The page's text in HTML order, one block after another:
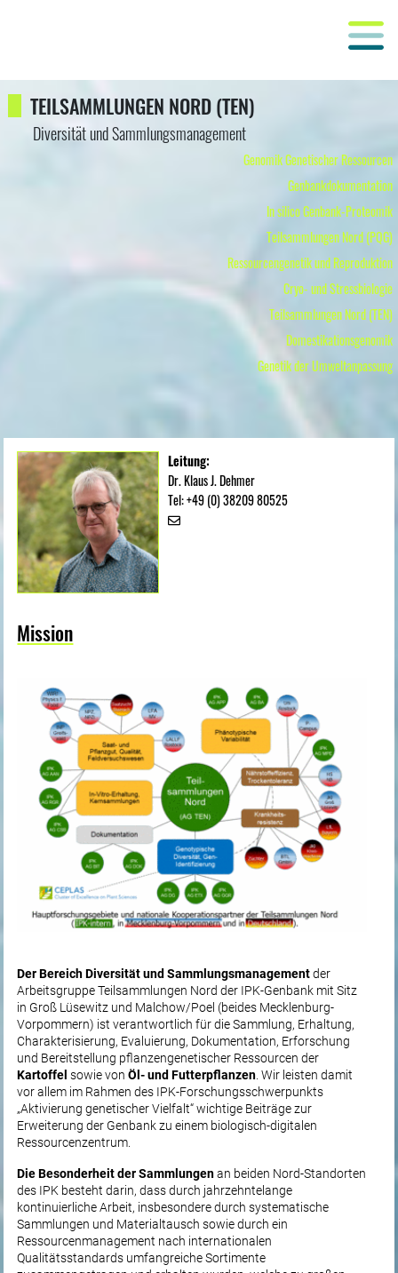
TEILSAMMLUNGEN NORD (TEN)
Diversität und Sammlungsmanagement
Genomik Genetischer Ressourcen
Genbankdokumentation
In silico Genbank-Proteomik
Teilsammlungen Nord (PQG)
Ressourcengenetik und Reproduktion
Cryo- und Stressbiologie
Teilsammlungen Nord (TEN)
Domestikationsgenomik
Genetik der Umweltanpassung
Mission
Der Bereich Diversität und Sammlungsmanagementder
Arbeitsgruppe Teilsammlungen Nord der IPK-Genbank mit Sitz
in Groß Lüsewitz und Malchow/Poel (beides Mecklenburg-
Vorpommern) ist verantwortlich für die Sammlung, Erhaltung,
Charakterisierung, Evaluierung, Dokumentation, Erforschung
und Bereitstellung pflanzengenetischer Ressourcen der
Kartoffel sowie vonÖl- und Futterpflanzen . Wir leisten damit
vor allem im Rahmen des IPK-Forschungsschwerpunkts
„Aktivierung genetischer Vielfalt“ wichtige Beiträge zur
Erweiterung der Genbank zu einem biologisch-digitalen
Ressourcenzentrum.
Die Besonderheit der Sammlungenan beiden Nord-Standorten
des IPK besteht darin, dass durch jahrzehntelange
kontinuierliche Arbeit, insbesondere durch systematische
Sammlungen und Materialtausch sowie durch ein
Ressourcenmanagement nach internationalen
Qualitätsstandards umfangreiche Sortimente
Leitung:
Dr. Klaus J. Dehmer
Tel: +49 (0) 38209 80525